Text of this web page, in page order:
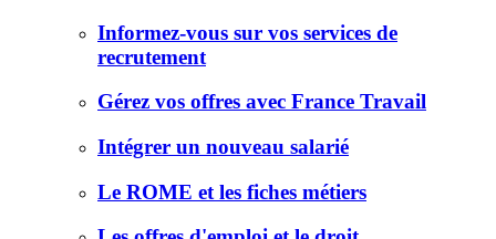
Informez-vous sur vos services de
recrutement
Gérez vos offres avec France Travail
Intégrer un nouveau salarié
Le ROME et les fiches métiers